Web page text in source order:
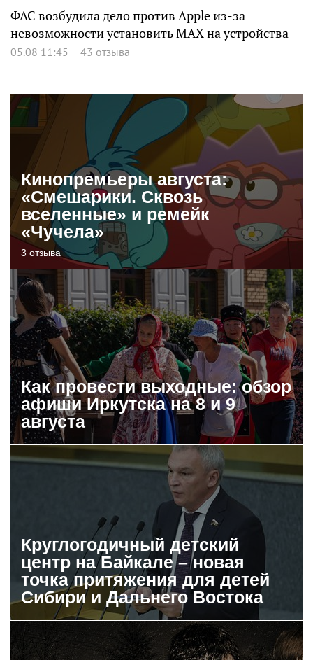
ФАС возбудила дело против Apple из-за
невозможности установить MAX на устройства
05.08 11:45 43 отзыва
Кинопремьеры августа:
«Смешарики. Сквозь
вселенные» и ремейк
«Чучела»
3 отзыва
Как провести выходные: обзор
афиши Иркутска на 8 и 9
августа
Круглогодичный детский
центр на Байкале – новая
точка притяжения для детей
Сибири и Дальнего Востока